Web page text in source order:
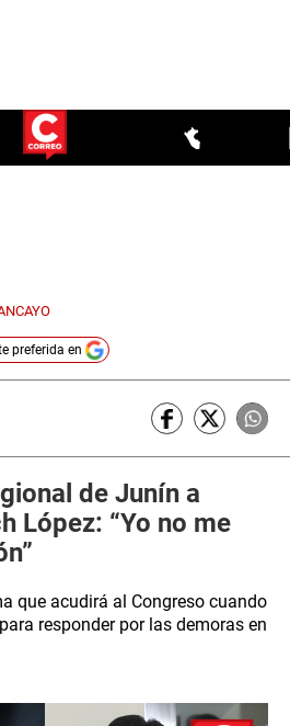
preferida en
de Junín a
López: “Yo no me
que acudirá al Congreso cuando
responder por las demoras en